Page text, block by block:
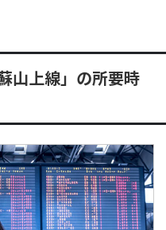
山上線」の所要時